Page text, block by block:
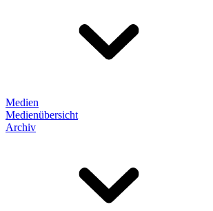
Medien
Medienübersicht
Archiv